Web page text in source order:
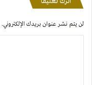
لن يتم نشر عنوان بريدك الإلكتروني.